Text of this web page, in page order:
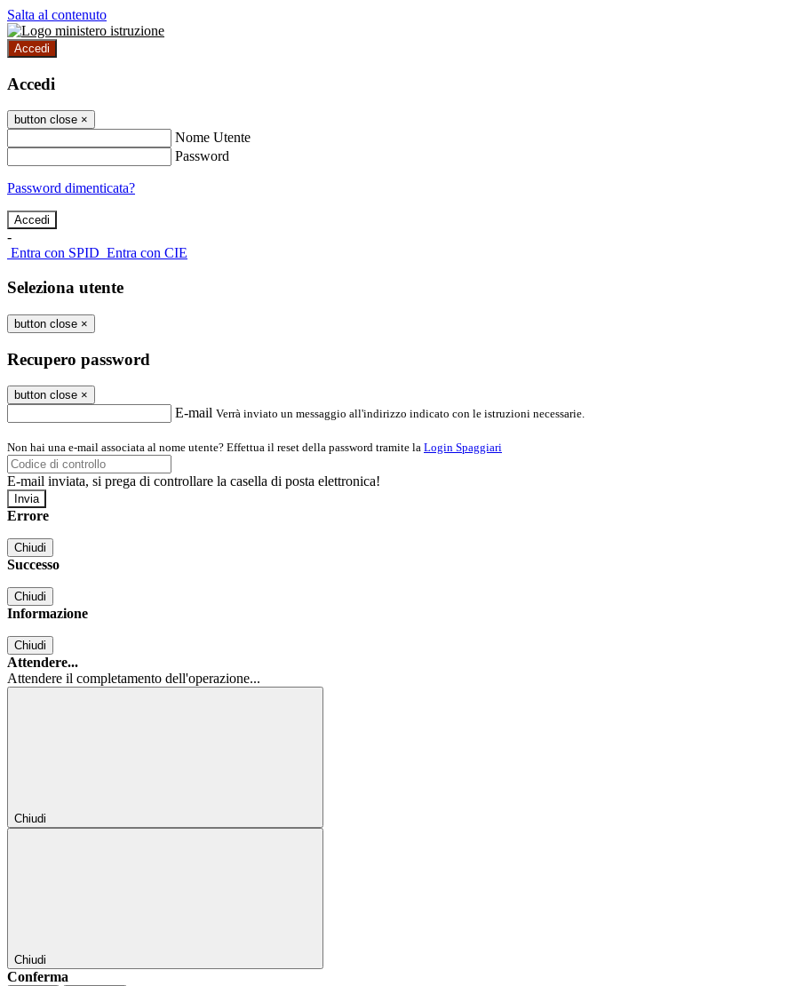
Salta al contenuto
Accedi
Accedi
button close ×
Nome Utente
Password
Password dimenticata?
-
Entra con SPID Entra con CIE
Seleziona utente
button close ×
Recupero password
button close ×
E-mail Verrà inviato un messaggio all'indirizzo indicato con le istruzioni necessarie.
Non hai una e-mail associata al nome utente? Effettua il reset della password tramite la Login Spaggiari
E-mail inviata, si prega di controllare la casella di posta elettronica!
Errore
Chiudi
Successo
Chiudi
Informazione
Chiudi
Attendere...
Attendere il completamento dell'operazione...
Chiudi
Chiudi
Conferma